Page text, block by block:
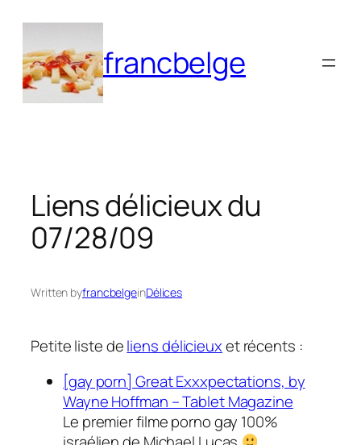
contenu
francbelge
Liens délicieux du
07/28/09
Written byfrancbelgeinDélices
Petite liste deliens délicieuxet récents :
[gay porn] Great Exxxpectations, by
Wayne Hoffman – Tablet Magazine
Le premier filme porno gay 100%